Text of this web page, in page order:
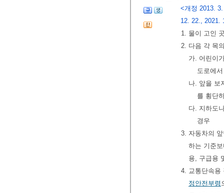
<개정 2013.
12. 22., 2021.
1. 물이 고인
2. 다음 각 목
가. 어린이
도로에
나. 앞을 보
를 횡단
다. 지하도
경우
3. 자동차의
하는 기준
용, 구급용
4. 교통단속용
정안전부령